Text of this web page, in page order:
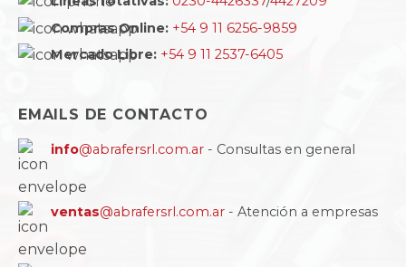
Compras Online: +54 9 11 6256-9859
Mercado Libre: +54 9 11 2537-6405
EMAILS DE CONTACTO
info@abrafersrl.com.ar - Consultas en general
ventas@abrafersrl.com.ar - Atención a empresas